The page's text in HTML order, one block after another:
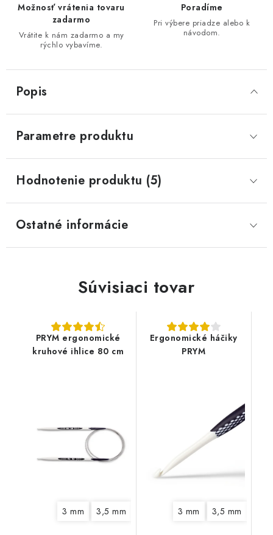
Možnosť vrátenia tovaru
zadarmo
Vrátite k nám zadarmo a my
rýchlo vybavíme.
Poradíme
Pri výbere priadze alebo k
návodom.
Popis
Parametre produktu
Hodnotenie produktu (5)
Ostatné informácie
Súvisiaci tovar
PRYM ergonomické
kruhové ihlice 80 cm
3 mm 3,5 mm 4,5 mm 5 mm
Ergonomické háčiky
PRYM
3 mm 3,5 mm